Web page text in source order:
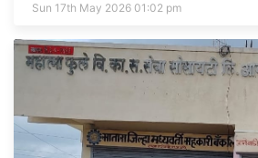
Sun 17th May 2026 01:02 pm